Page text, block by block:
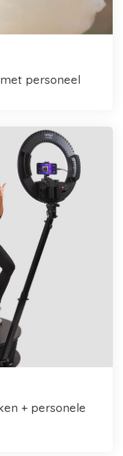
personeel